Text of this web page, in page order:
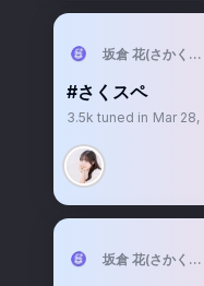
坂倉 花(さかくら
#さくスペ
3.5k tuned in Mar 28,
坂倉 花(さかくら